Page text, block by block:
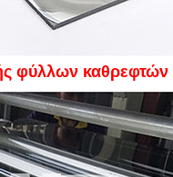
φύλλων καθρεφτών